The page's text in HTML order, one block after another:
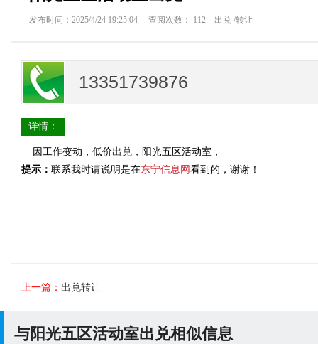
发布时间：2025/4/24 19:25:04 查阅次数： 112 出兑 /转让
13351739876
详情：
因工作变动，低价出兑 ，阳光五区活动室，
提示： 联系我时请说明是在东宁信息网 看到的，谢谢！
上一篇： 出兑转让
与阳光五区活动室出兑相似信息